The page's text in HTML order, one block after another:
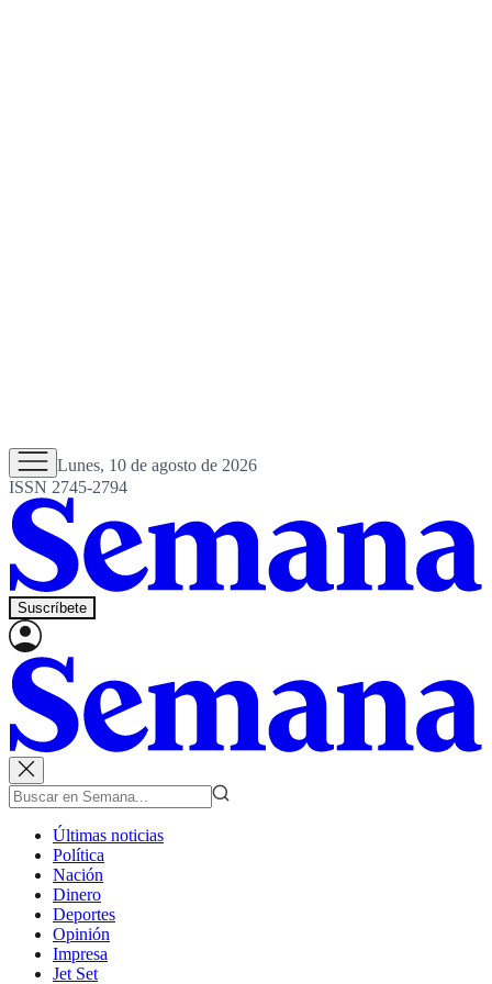
Lunes, 10 de agosto de 2026
ISSN 2745-2794
Suscríbete
Últimas noticias
Política
Nación
Dinero
Deportes
Opinión
Impresa
Jet Set